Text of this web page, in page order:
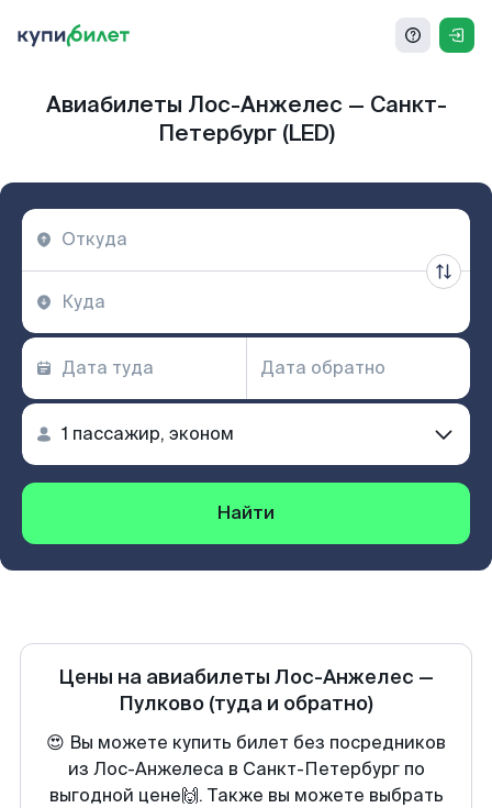
Авиабилеты Лос-Анжелес — Санкт-
Петербург (LED)
Найти
Цены на авиабилеты Лос-Анжелес —
Пулково (туда и обратно)
😍 Вы можете купить билет без посредников
из Лос-Анжелеса в Санкт-Петербург по
выгодной цене🙌. Также вы можете выбрать